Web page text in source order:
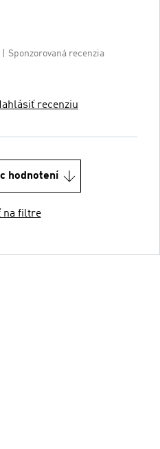
Sponzorovaná recenzia
recenziu
hodnotení
na filtre